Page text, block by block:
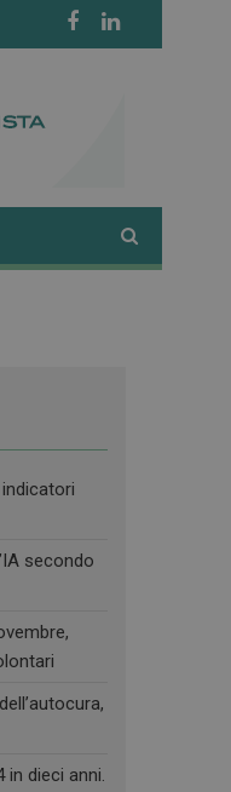
secondo
in dieci anni.